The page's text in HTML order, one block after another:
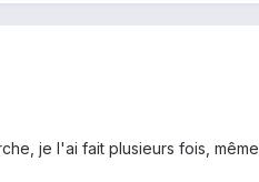
je l'ai fait plusieurs fois,